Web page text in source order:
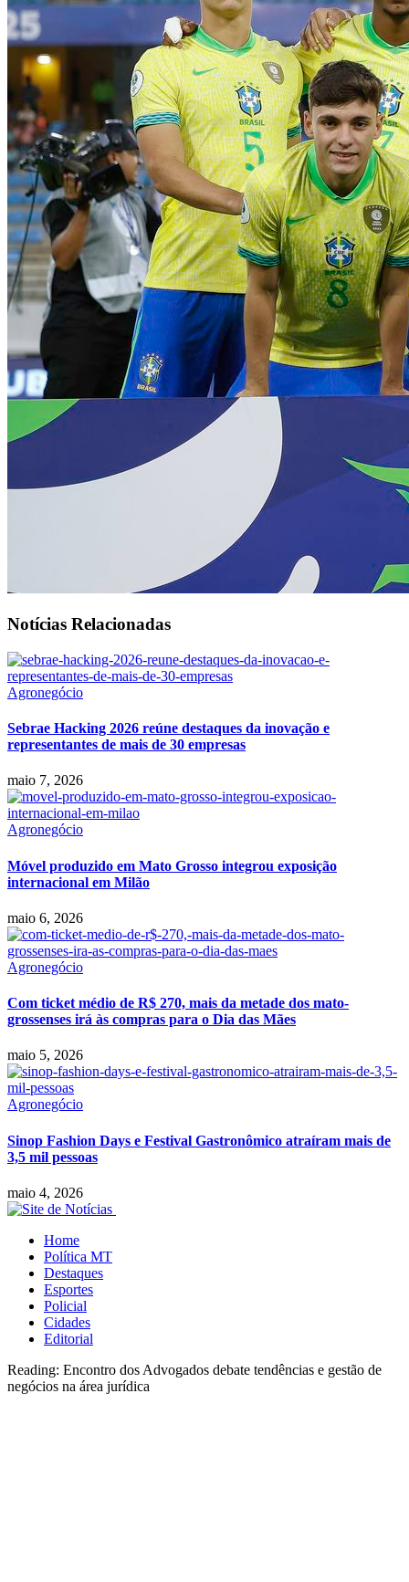
Notícias Relacionadas
Agronegócio
Sebrae Hacking 2026 reúne destaques da inovação e
representantes de mais de 30 empresas
maio 7, 2026
Agronegócio
Móvel produzido em Mato Grosso integrou exposição
internacional em Milão
maio 6, 2026
Agronegócio
Com ticket médio de R$ 270, mais da metade dos mato-
grossenses irá às compras para o Dia das Mães
maio 5, 2026
Agronegócio
Sinop Fashion Days e Festival Gastronômico atraíram mais de
3,5 mil pessoas
maio 4, 2026
Home
Política MT
Destaques
Esportes
Policial
Cidades
Editorial
Reading: Encontro dos Advogados debate tendências e gestão de
negócios na área jurídica